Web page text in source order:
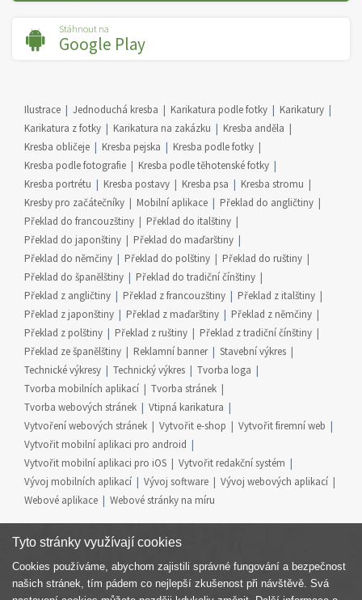
Stáhnout na
Google Play
Ilustrace Jednoduchá kresba Karikatura podle fotky
Karikatury
Karikatura z fotky
Karikatura na zakázku
Kresba anděla
Kresba obličeje
Kresba pejska
Kresba podle fotky
Kresba podle fotografie
Kresba podle těhotenské fotky
Kresba portrétu
Kresba postavy Kresba psa
Kresba stromu
Kresby pro začátečníky
Mobilní aplikace
Překlad do angličtiny
Překlad do francouzštiny
Překlad do italštiny
Překlad do japonštiny
Překlad do maďarštiny
Překlad do němčiny
Překlad do polštiny
Překlad do ruštiny
Překlad do španělštiny
Překlad do tradiční čínštiny
Překlad z angličtiny
Překlad z francouzštiny
Překlad z italštiny
Překlad z japonštiny
Překlad z maďarštiny
Překlad z němčiny
Překlad z polštiny
Překlad z ruštiny
Překlad z tradiční čínštiny
Překlad ze španělštiny
Reklamní banner
Stavební výkres
Technické výkresy
Technický výkres
Tvorba loga
Tvorba mobilních aplikací
Tvorba stránek
Tvorba webových stránek
Vtipná karikatura
Vytvoření webových stránek
Vytvořit e-shop
Vytvořit firemní web
Vytvořit mobilní aplikaci pro android
Vytvořit mobilní aplikaci pro iOS
Vytvořit redakční systém
Vývoj mobilních aplikací
Vývoj software
Vývoj webových aplikací
Webové aplikace
Webové stránky na míru
Součást skupiny
Tyto stránky využívají cookies
Cookies používáme, abychom zajistili správné fungování a bezpečnost
našich stránek, tím pádem co nejlepší zkušenost při návštěvě. Svá